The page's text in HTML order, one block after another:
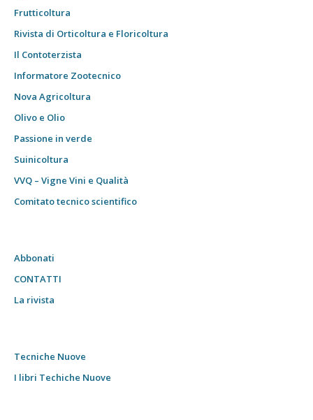
Frutticoltura
Rivista di Orticoltura e Floricoltura
Il Contoterzista
Informatore Zootecnico
Nova Agricoltura
Olivo e Olio
Passione in verde
Suinicoltura
VVQ – Vigne Vini e Qualità
Comitato tecnico scientifico
Abbonati
CONTATTI
La rivista
Tecniche Nuove
I libri Techiche Nuove